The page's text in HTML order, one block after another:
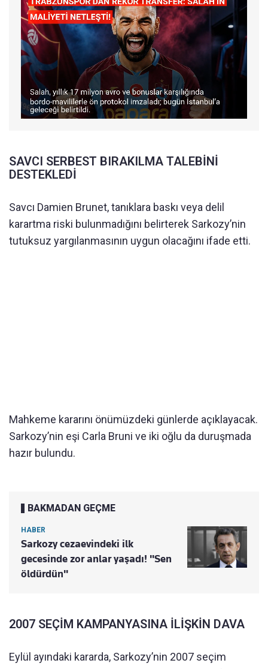
SAVCI SERBEST BIRAKILMA TALEBİNİ
DESTEKLEDİ
Savcı Damien Brunet, tanıklara baskı veya delil
karartma riski bulunmadığını belirterek Sarkozy’nin
tutuksuz yargılanmasının uygun olacağını ifade etti.
Mahkeme kararını önümüzdeki günlerde açıklayacak.
Sarkozy’nin eşi Carla Bruni ve iki oğlu da duruşmada
hazır bulundu.
BAKMADAN GEÇME
HABER
Sarkozy cezaevindeki ilk
gecesinde zor anlar yaşadı! "Sen
öldürdün"
2007 SEÇİM KAMPANYASINA İLİŞKİN DAVA
Eylül ayındaki kararda, Sarkozy’nin 2007 seçim